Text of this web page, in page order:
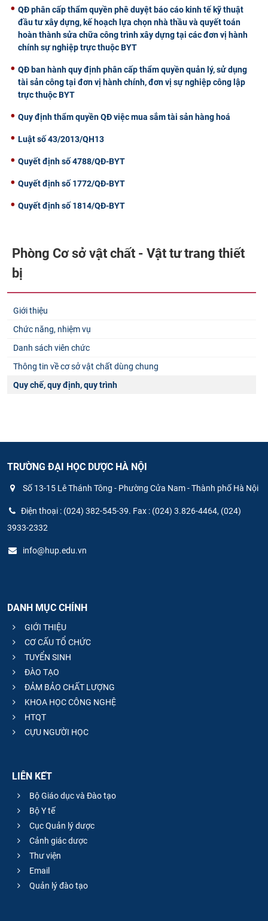
QĐ phân cấp thẩm quyền phê duyệt báo cáo kinh tế kỹ thuật
đầu tư xây dựng, kế hoạch lựa chọn nhà thầu và quyết toán
hoàn thành sửa chữa công trình xây dựng tại các đơn vị hành
chính sự nghiệp trực thuộc BYT
QĐ ban hành quy định phân cấp thẩm quyền quản lý, sử dụng
tài sản công tại đơn vị hành chính, đơn vị sự nghiệp công lập
trực thuộc BYT
Quy định thẩm quyền QĐ việc mua sắm tài sản hàng hoá
Luật số 43/2013/QH13
Quyết định số 4788/QĐ-BYT
Quyết định số 1772/QĐ-BYT
Quyết định số 1814/QĐ-BYT
Phòng Cơ sở vật chất - Vật tư trang thiết
bị
Giới thiệu
Chức năng, nhiệm vụ
Danh sách viên chức
Thông tin về cơ sở vật chất dùng chung
Quy chế, quy định, quy trình
TRƯỜNG ĐẠI HỌC DƯỢC HÀ NỘI
Số 13-15 Lê Thánh Tông - Phường Cửa Nam - Thành phố Hà Nội
Điện thoại : (024) 382-545-39. Fax : (024) 3.826-4464, (024)
3933-2332
info@hup.edu.vn
DANH MỤC CHÍNH
GIỚI THIỆU
CƠ CẤU TỔ CHỨC
TUYỂN SINH
ĐÀO TẠO
ĐẢM BẢO CHẤT LƯỢNG
KHOA HỌC CÔNG NGHỆ
HTQT
CỰU NGƯỜI HỌC
LIÊN KẾT
Bộ Giáo dục và Đào tạo
Bộ Y tế
Cục Quản lý dược
Cảnh giác dược
Thư viện
Email
Quản lý đào tạo